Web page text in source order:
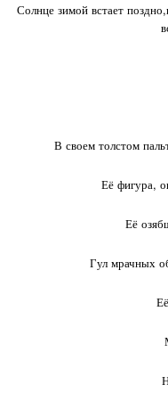
Солнце зимой встает
В своем толстом
Её фигура,
Её
Гул мрачных